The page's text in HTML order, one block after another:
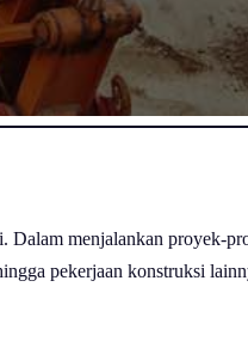
Dalam menjalankan proyek-
pekerjaan konstruksi